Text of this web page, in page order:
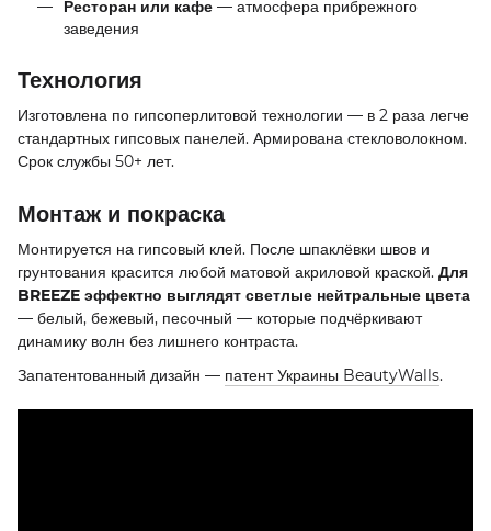
Ресторан или кафе — атмосфера прибрежного
заведения
Технология
Изготовлена по гипсоперлитовой технологии — в 2 раза легче
стандартных гипсовых панелей. Армирована стекловолокном.
Срок службы 50+ лет.
Монтаж и покраска
Монтируется на гипсовый клей. После шпаклёвки швов и
грунтования красится любой матовой акриловой краской. Для
BREEZE эффектно выглядят светлые нейтральные цвета
— белый, бежевый, песочный — которые подчёркивают
динамику волн без лишнего контраста.
Запатентованный дизайн — патент Украины BeautyWalls.